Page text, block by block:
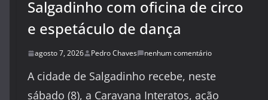
Salgadinho com oficina de circo
e espetáculo de dança
agosto 7, 2026 Pedro Chaves nenhum comentário
A cidade de Salgadinho recebe, neste
sábado (8), a Caravana Interatos, ação